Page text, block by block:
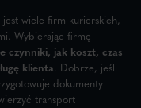
wiele firm kurierskich,
Wybierając firmę
czynniki, jak koszt, czas
klienta. Dobrze, jeśli
dokumenty
transport